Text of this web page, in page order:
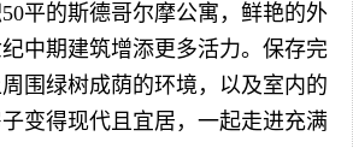
50平的斯德哥尔摩公寓，鲜艳的外
中期建筑增添更多活力。保存完
围绿树成荫的环境，以及室内的
变得现代且宜居，一起走进充满